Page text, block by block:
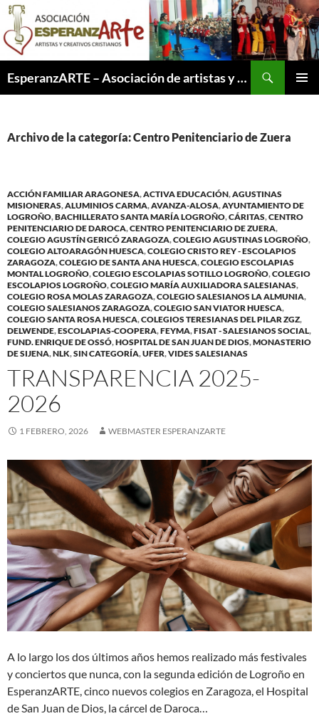
Saltar
contenido
EsperanzARTE – Asociación de artistas y creativos cristianos
Archivo de la categoría: Centro Penitenciario de Zuera
ACCIÓN FAMILIAR ARAGONESA,ACTIVA EDUCACIÓN,AGUSTINAS
MISIONERAS,ALUMINIOS CARMA,AVANZA-ALOSA,AYUNTAMIENTO DE
LOGROÑO,BACHILLERATO SANTA MARÍA LOGROÑO,CÁRITAS,CENTRO
PENITENCIARIO DE DAROCA,CENTRO PENITENCIARIO DE ZUERA,
COLEGIO AGUSTÍN GERICÓ ZARAGOZA,COLEGIO AGUSTINAS LOGROÑO,
COLEGIO ALTOARAGÓN HUESCA,COLEGIO CRISTO REY - ESCOLAPIOS
ZARAGOZA,COLEGIO DE SANTA ANA HUESCA,COLEGIO ESCOLAPIAS
MONTAL LOGROÑO,COLEGIO ESCOLAPIAS SOTILLO LOGROÑO,COLEGIO
ESCOLAPIOS LOGROÑO,COLEGIO MARÍA AUXILIADORA SALESIANAS,
COLEGIO ROSA MOLAS ZARAGOZA,COLEGIO SALESIANOS LA ALMUNIA,
COLEGIO SALESIANOS ZARAGOZA,COLEGIO SAN VIATOR HUESCA,
COLEGIO SANTA ROSA HUESCA,COLEGIOS TERESIANAS DEL PILAR ZGZ,
DELWENDE,ESCOLAPIAS-COOPERA,FEYMA,FISAT - SALESIANOS SOCIAL,
FUND. ENRIQUE DE OSSÓ,HOSPITAL DE SAN JUAN DE DIOS,MONASTERIO
DE SIJENA,NLK,SIN CATEGORÍA,UFER,VIDES SALESIANAS
TRANSPARENCIA 2025-
2026
1 FEBRERO, 2026 WEBMASTER ESPERANZARTE
A lo largo los dos últimos años hemos realizado más festivales
y conciertos que nunca, con la segunda edición de Logroño en
EsperanzARTE, cinco nuevos colegios en Zaragoza, el Hospital
de San Juan de Dios, la cárcel de Daroca…